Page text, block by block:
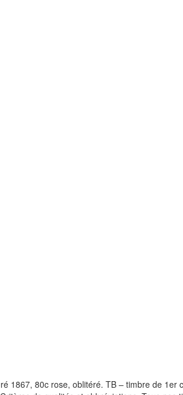
1867, 80c rose, oblitéré. TB – timbre de 1er